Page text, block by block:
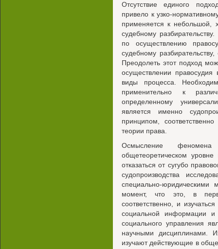
Отсутствие единого
привело к узко-
применяется к небольшой,
судебному
по осуществлению
судебному
Преодолеть этот подход
осуществлении
виды процесса.
применительно к
определенному
является именно
принципом,
теории права.
Осмысление
общетеоретическом
отказаться от сугубо
судопроизводства
специально-
момент, что это, в
соответственно, и
социальной информации
социального управления
научными дисциплинами.
изучают действующие в